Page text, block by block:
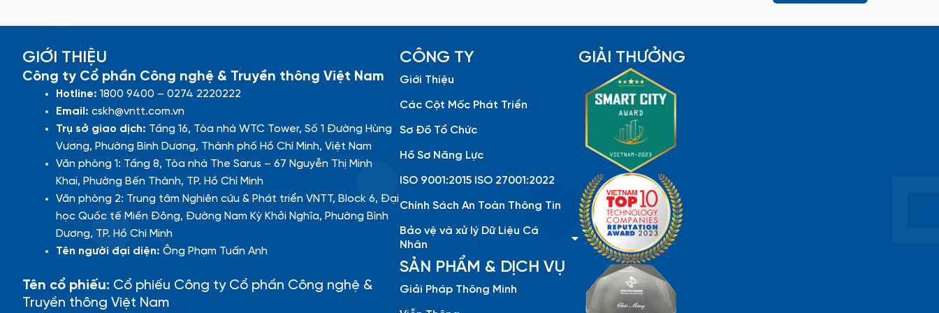
GIỚI THIỆU
Công ty Cổ phần Công nghệ & Truyền thông Việt Nam
Hotline: 1800 9400 – 0274 2220222
Email: cskh@vntt.com.vn
Trụ sở giao dịch: Tầng 16, Tòa nhà WTC Tower, Số 1 Đường Hùng
Vương, Phường Bình Dương, Thành phố Hồ Chí Minh, Việt Nam
Văn phòng 1: Tầng 8, Tòa nhà The Sarus – 67 Nguyễn Thị Minh
Khai, Phường Bến Thành, TP. Hồ Chí Minh
Văn phòng 2: Trung tâm Nghiên cứu & Phát triển VNTT, Block 6, Đại
học Quốc tế Miền Đông, Đường Nam Kỳ Khởi Nghĩa, Phường Bình
Dương, TP. Hồ Chí Minh
Tên người đại diện: Ông Phạm Tuấn Anh
Tên cổ phiếu: Cổ phiếu Công ty Cổ phần Công nghệ &
Truyền thông Việt Nam
CÔNG TY
Giới Thiệu
Các Cột Mốc Phát Triển
Sơ Đồ Tổ Chức
Hồ Sơ Năng Lực
ISO 9001:2015 ISO 27001:2022
Chính Sách An Toàn Thông Tin
Bảo vệ và xử lý Dữ Liệu Cá
Nhân
SẢN PHẨM & DỊCH VỤ
Giải Pháp Thông Minh
GIẢI THƯỞNG